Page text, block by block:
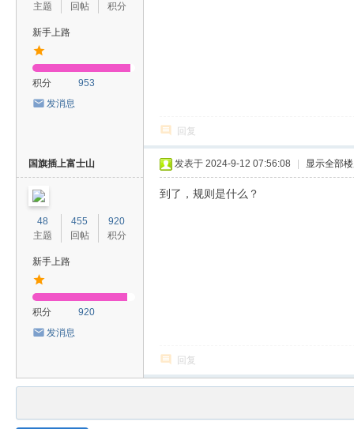
主题
回帖
积分
新手上路
积分
953
发消息
回复
国旗插上富士山
48
主题
455
回帖
920
积分
新手上路
积分
920
发消息
发表于 2024-9-12 07:56:08 显示全部
到了，规则是什么？
回复